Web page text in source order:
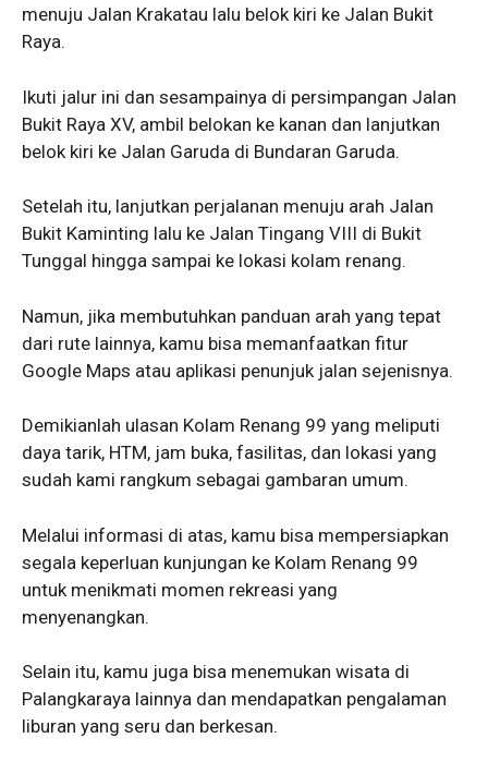
menuju Jalan Krakatau lalu belok kiri ke Jalan Bukit
Raya.
Ikuti jalur ini dan sesampainya di persimpangan Jalan
Bukit Raya XV, ambil belokan ke kanan dan lanjutkan
belok kiri ke Jalan Garuda di Bundaran Garuda.
Setelah itu, lanjutkan perjalanan menuju arah Jalan
Bukit Kaminting lalu ke Jalan Tingang VIII di Bukit
Tunggal hingga sampai ke lokasi kolam renang.
Namun, jika membutuhkan panduan arah yang tepat
dari rute lainnya, kamu bisa memanfaatkan fitur
Google Maps atau aplikasi penunjuk jalan sejenisnya.
Demikianlah ulasan Kolam Renang 99 yang meliputi
daya tarik, HTM, jam buka, fasilitas, dan lokasi yang
sudah kami rangkum sebagai gambaran umum.
Melalui informasi di atas, kamu bisa mempersiapkan
segala keperluan kunjungan ke Kolam Renang 99
untuk menikmati momen rekreasi yang
menyenangkan.
Selain itu, kamu juga bisa menemukan wisata di
Palangkaraya lainnya dan mendapatkan pengalaman
liburan yang seru dan berkesan.